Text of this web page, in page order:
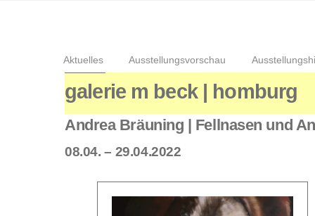
Aktuelles Ausstellungsvorschau
galerie m beck | homburg
Andrea Bräuning | Fellnasen und
08.04. – 29.04.2022